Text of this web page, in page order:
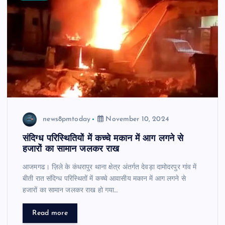
news8pmtoday November 10, 2024
संदिग्ध परिस्थितियों में कच्चे मकान में आग लगने से
हजारों का सामान जलकर राख
आजमगढ। ज़िले के कंधरापुर थाना क्षेत्र अंतर्गत देवड़ा दामोदरपुर गांव में
बीती रात संदिग्ध परिस्थितों में कच्चे आवासीय मकान में आग लगने से
हजारों का सामान जलकर राख हो गया…
Read more